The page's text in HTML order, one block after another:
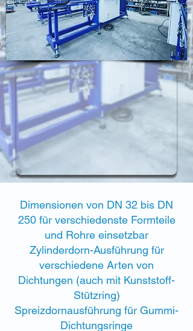
Dimensionen von DN 32 bis DN
250 für verschiedenste Formteile
und Rohre einsetzbar
Zylinderdorn-Ausführung für
verschiedene Arten von
Dichtungen (auch mit Kunststoff-
Stützring)
Spreizdornausführung für Gummi-
Dichtungsringe